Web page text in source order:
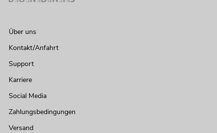
Über uns
Kontakt/Anfahrt
Support
Karriere
Social Media
Zahlungsbedingungen
Versand